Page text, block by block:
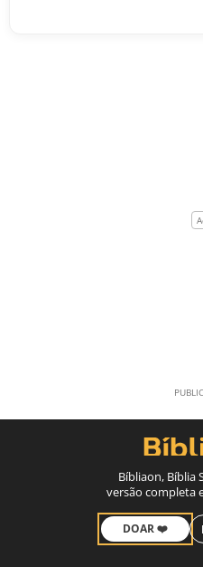
Bíbliaon, Bíblia
versão completa
DOAR ❤️